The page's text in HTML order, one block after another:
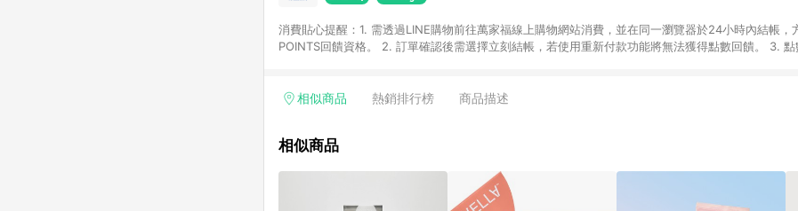
消費貼心提醒：1. 需透過LINE購物前往萬家福線上購物網站消費，並在同一瀏覽器於24小時內結帳，
POINTS回饋資格。 2. 訂單確認後需選擇立刻結帳，若使用重新付款功能將無法獲得點數回饋。 3. 點
留時間內聯絡客服中心，並由康達盛通生活事業股份有限公司方進行訂單資格確認。 康達盛通線上購
相似商品 熱銷排行榜 商品描述
相似商品